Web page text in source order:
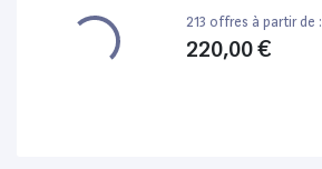
213 offres à partir de :
220,00 €